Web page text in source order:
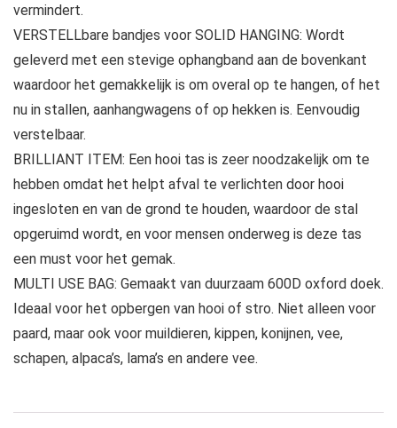
vermindert.
VERSTELLbare bandjes voor SOLID HANGING: Wordt
geleverd met een stevige ophangband aan de bovenkant
waardoor het gemakkelijk is om overal op te hangen, of het
nu in stallen, aanhangwagens of op hekken is. Eenvoudig
verstelbaar.
BRILLIANT ITEM: Een hooi tas is zeer noodzakelijk om te
hebben omdat het helpt afval te verlichten door hooi
ingesloten en van de grond te houden, waardoor de stal
opgeruimd wordt, en voor mensen onderweg is deze tas
een must voor het gemak.
MULTI USE BAG: Gemaakt van duurzaam 600D oxford doek.
Ideaal voor het opbergen van hooi of stro. Niet alleen voor
paard, maar ook voor muildieren, kippen, konijnen, vee,
schapen, alpaca’s, lama’s en andere vee.